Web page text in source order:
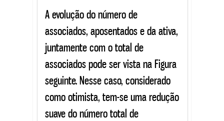
A evolução do número de
associados, aposentados e da ativa,
juntamente com o total de
associados pode ser vista na Figura
seguinte. Nesse caso, considerado
como otimista, tem-se uma redução
suave do número total de